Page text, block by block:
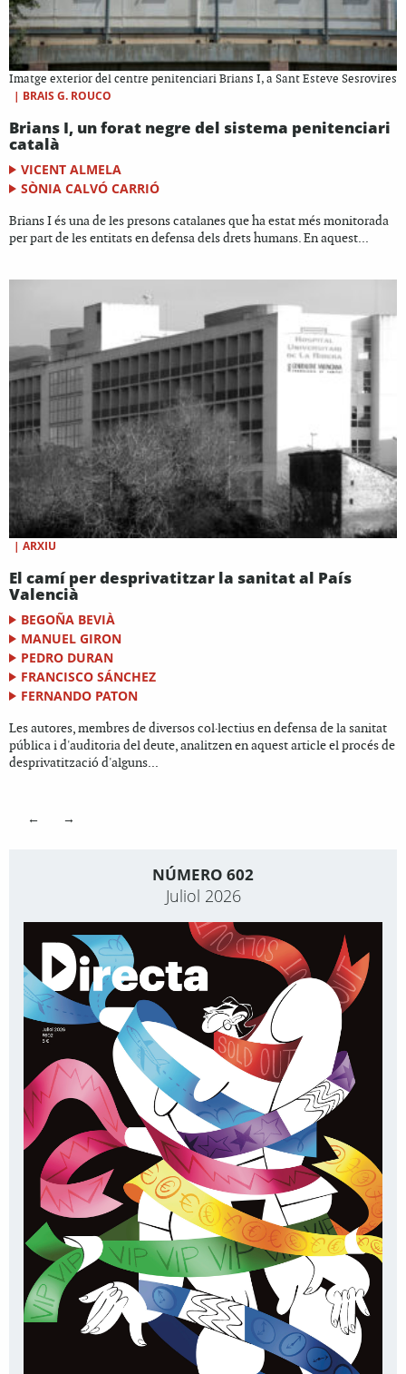
Imatge exterior del centre penitenciari Brians I, a Sant Esteve Sesrovires
| BRAIS G. ROUCO
Brians I, un forat negre del sistema penitenciari
català
VICENT ALMELA
SÒNIA CALVÓ CARRIÓ
Brians I és una de les presons catalanes que ha estat més monitorada
per part de les entitats en defensa dels drets humans. En aquest...
| ARXIU
El camí per desprivatitzar la sanitat al País
Valencià
BEGOÑA BEVIÀ
MANUEL GIRON
PEDRO DURAN
FRANCISCO SÁNCHEZ
FERNANDO PATON
Les autores, membres de diversos col·lectius en defensa de la sanitat
pública i d'auditoria del deute, analitzen en aquest article el procés de
desprivatització d'alguns...
← →
NÚMERO 602
Juliol 2026